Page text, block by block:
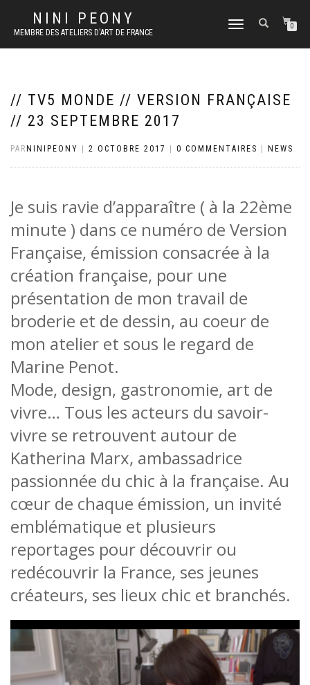
NINI PEONY
MEMBRE DES ATELIERS D'ART DE FRANCE
DÉPLIER
NAVIGATION
0
// TV5 MONDE // VERSION FRANÇAISE
// 23 SEPTEMBRE 2017
PAR NINIPEONY 2 OCTOBRE 2017 0 COMMENTAIRES NEWS
Je suis ravie d’apparaître ( à la 22ème
minute ) dans ce numéro de Version
Française, émission consacrée à la
création française, pour une
présentation de mon travail de
broderie et de dessin, au coeur de
mon atelier et sous le regard de
Marine Penot.
Mode, design, gastronomie, art de
vivre… Tous les acteurs du savoir-
vivre se retrouvent autour de
Katherina Marx, ambassadrice
passionnée du chic à la française. Au
cœur de chaque émission, un invité
emblématique et plusieurs
reportages pour découvrir ou
redécouvrir la France, ses jeunes
créateurs, ses lieux chic et branchés.